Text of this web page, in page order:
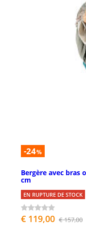
-24%
Bergère avec bras
cm
EN RUPTURE DE STOCK
€ 119,00 € 157,00